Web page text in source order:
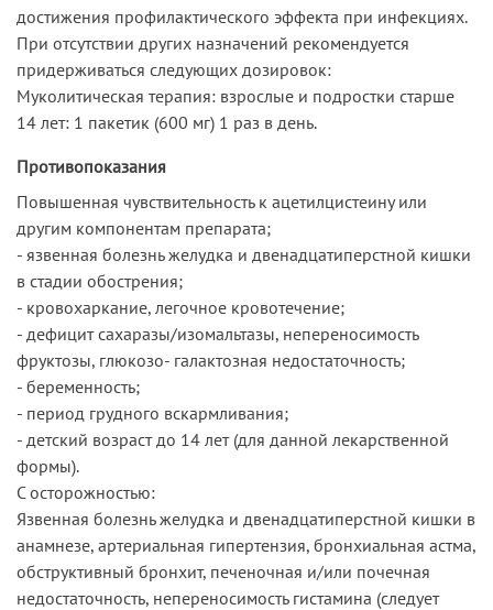
достижения профилактического эффекта при инфекциях.
При отсутствии других назначений рекомендуется
придерживаться следующих дозировок:
Муколитическая терапия: взрослые и подростки старше
14 лет: 1 пакетик (600 мг) 1 раз в день.
Противопоказания
Повышенная чувствительность к ацетилцистеину или
другим компонентам препарата;
- язвенная болезнь желудка и двенадцатиперстной кишки
в стадии обострения;
- кровохаркание, легочное кровотечение;
- дефицит сахаразы/изомальтазы, непереносимость
фруктозы, глюкозо- галактозная недостаточность;
- беременность;
- период грудного вскармливания;
- детский возраст до 14 лет (для данной лекарственной
формы).
С осторожностью:
Язвенная болезнь желудка и двенадцатиперстной кишки в
анамнезе, артериальная гипертензия, бронхиальная астма,
обструктивный бронхит, печеночная и/или почечная
недостаточность, непереносимость гистамина (следует